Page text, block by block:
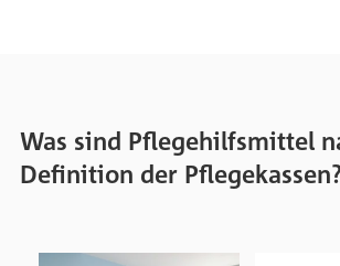
Was sind Pflegehilfsmittel
Definition der